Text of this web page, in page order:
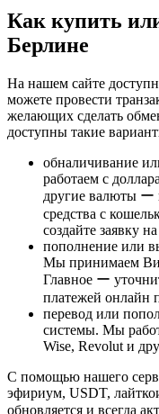
Как купить
Берлине
На нашем сайте
можете провести
желающих сделать
доступны такие
обналичивание
работаем с
другие валюты ー
средства с
создайте заявку
пополнение или
Мы принимаем
Главное ー
платежей онлайн
перевод или
системы. Мы
Wise, Revolut и
С помощью нашего
эфириум, USDT,
обновляется и всегда